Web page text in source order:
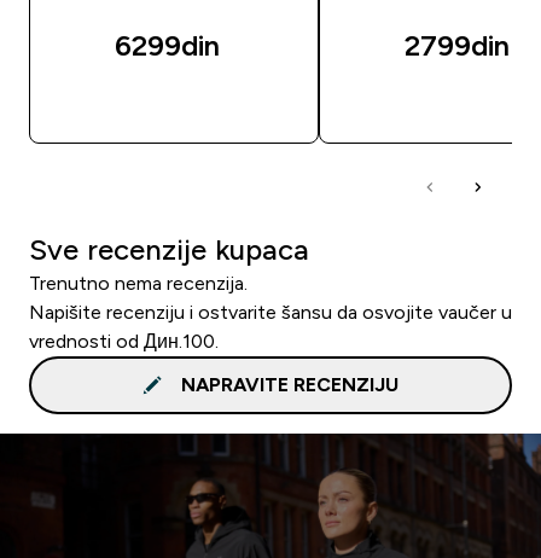
6299din‎ 2799din‎
Sve recenzije kupaca
Trenutno nema recenzija.
Napišite recenziju i ostvarite šansu da osvojite vaučer u
vrednosti od Дин.100.
NAPRAVITE RECENZIJU